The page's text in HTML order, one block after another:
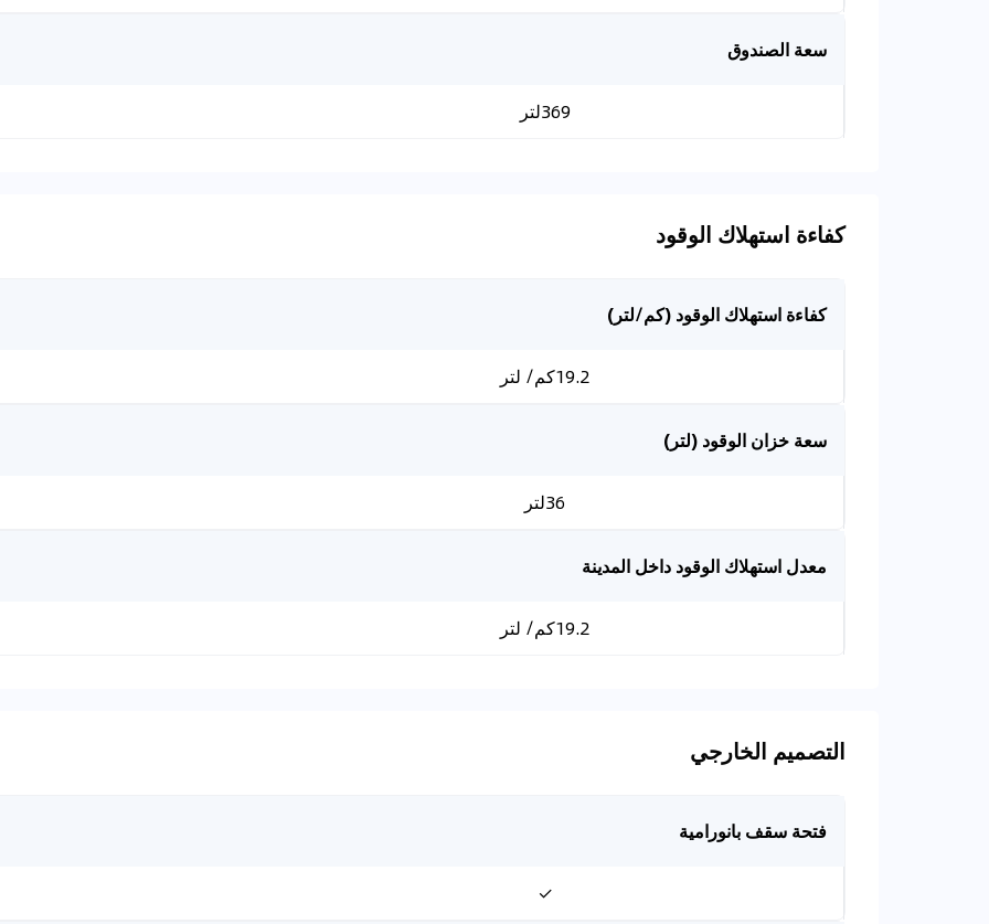
سعة الصندوق
369لتر
كفاءة استهلاك الوقود
كفاءة استهلاك الوقود (كم/لتر)
19.2كم/ لتر
سعة خزان الوقود (لتر)
36لتر
معدل استهلاك الوقود داخل المدينة
19.2كم/ لتر
التصميم الخارجي
فتحة سقف بانورامية
✓